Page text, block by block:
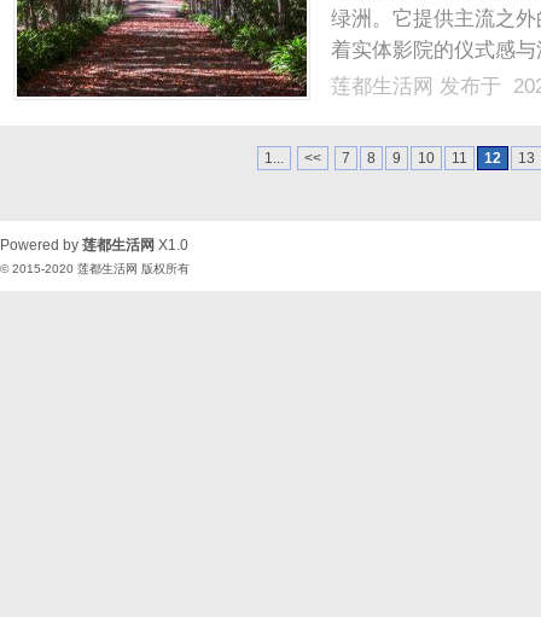
绿洲。它提供主流之
着实体影院的仪式感
莲都生活网 发布于
1... << 7 8 9 10 11 12 13
Powered by 莲都生活网 X1.0
© 2015-2020 莲都生活网 版权所有